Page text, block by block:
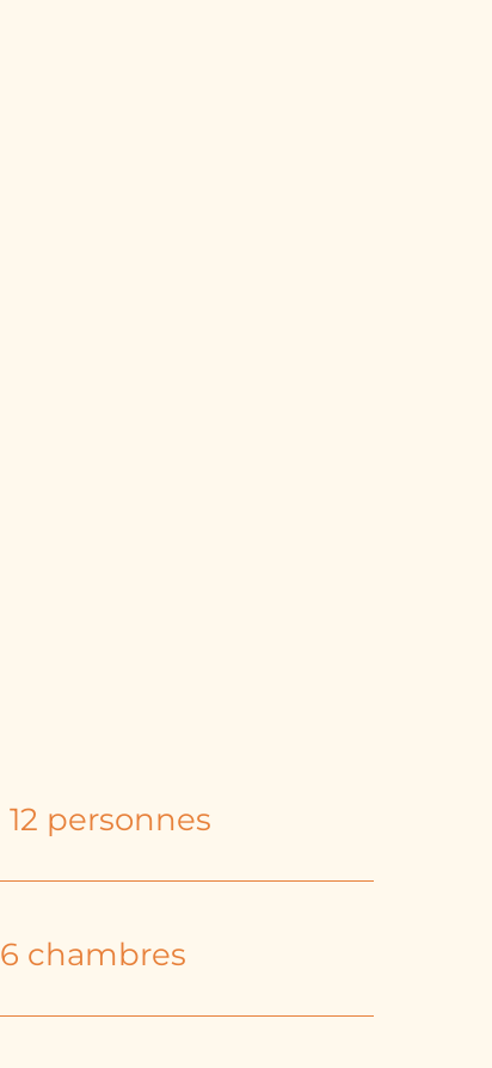
12 personnes
6 chambres